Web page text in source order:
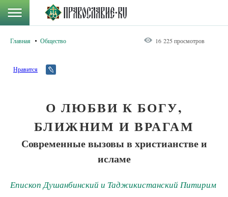
Главная Общество 16 225 просмотров
Нравится
О ЛЮБВИ К БОГУ,
БЛИЖНИМ И ВРАГАМ
Современные вызовы в христианстве и
исламе
Епископ Душанбинский и Таджикистанский Питирим